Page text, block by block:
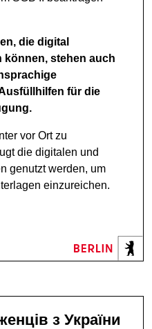
die digital
können, stehen auch
für die
vor Ort zu
die digitalen und
genutzt werden, um
einzureichen.
з України